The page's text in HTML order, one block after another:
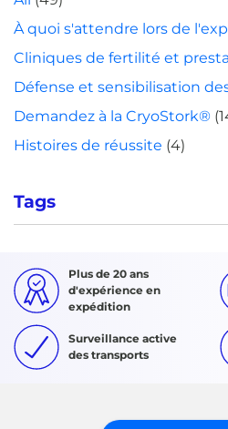
À quoi s'attendre lors de
Cliniques de fertilité et
Défense et sensibilisation
Demandez à la CryoStork®
Histoires de réussite (4)
Tags
Plus de 20 ans
d'expérience en
expédition
Surveillance active
des transports